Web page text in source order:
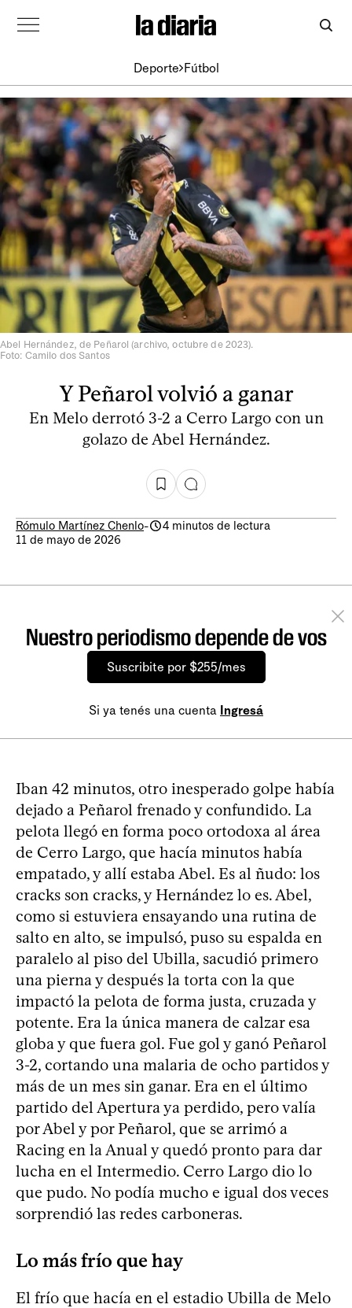
Deporte Fútbol
Abel Hernández, de Peñarol (archivo, octubre de 2023).
Foto: Camilo dos Santos
Y Peñarol volvió a ganar
En Melo derrotó 3-2 a Cerro Largo con un
golazo de Abel Hernández.
Rómulo Martínez Chenlo-
4 minutos de lectura
11 de mayo de 2026
Nuestro periodismo depende de vos
Suscribite por $255/mes
Si ya tenés una cuenta Ingresá
Iban 42 minutos, otro inesperado golpe había
dejado a Peñarol frenado y confundido. La
pelota llegó en forma poco ortodoxa al área
de Cerro Largo, que hacía minutos había
empatado, y allí estaba Abel. Es al ñudo: los
cracks son cracks, y Hernández lo es. Abel,
como si estuviera ensayando una rutina de
salto en alto, se impulsó, puso su espalda en
paralelo al piso del Ubilla, sacudió primero
una pierna y después la torta con la que
impactó la pelota de forma justa, cruzada y
potente. Era la única manera de calzar esa
globa y que fuera gol. Fue gol y ganó Peñarol
3-2, cortando una malaria de ocho partidos y
más de un mes sin ganar. Era en el último
partido del Apertura ya perdido, pero valía
por Abel y por Peñarol, que se arrimó a
Racing en la Anual y quedó pronto para dar
lucha en el Intermedio. Cerro Largo dio lo
que pudo. No podía mucho e igual dos veces
sorprendió las redes carboneras.
Lo más frío que hay
El frío que hacía en el estadio Ubilla de Melo